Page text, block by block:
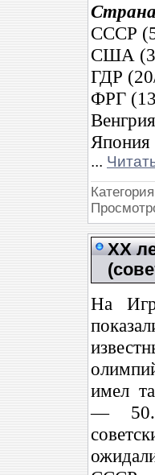
СССР
США
ГДР
ФРГ
...
XX
На
имел
— 50.